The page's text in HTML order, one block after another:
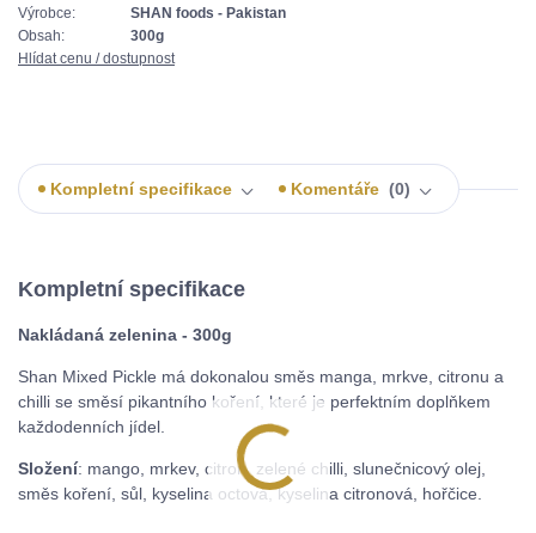
Výrobce:
SHAN foods - Pakistan
Obsah:
300g
Hlídat cenu / dostupnost
Kompletní specifikace Komentáře 0
Kompletní specifikace
Nakládaná zelenina - 300g
Shan Mixed Pickle má dokonalou směs manga, mrkve, citronu a
chilli se směsí pikantního koření, které je perfektním doplňkem
každodenních jídel.
Složení: mango, mrkev, citron, zelené chilli, slunečnicový olej,
směs koření, sůl, kyselina octová, kyselina citronová, hořčice.